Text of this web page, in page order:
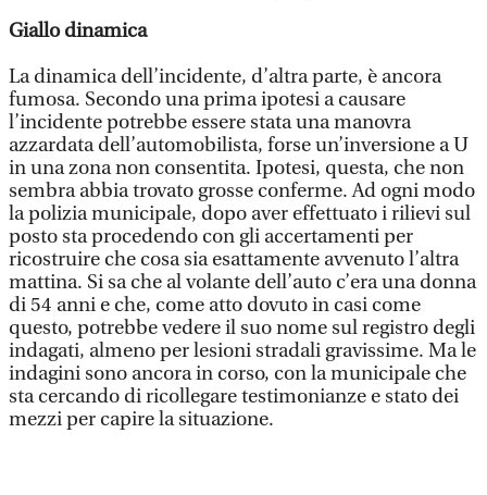
Giallo dinamica
La dinamica dell’incidente, d’altra parte, è ancora
fumosa. Secondo una prima ipotesi a causare
l’incidente potrebbe essere stata una manovra
azzardata dell’automobilista, forse un’inversione a U
in una zona non consentita. Ipotesi, questa, che non
sembra abbia trovato grosse conferme. Ad ogni modo
la polizia municipale, dopo aver effettuato i rilievi sul
posto sta procedendo con gli accertamenti per
ricostruire che cosa sia esattamente avvenuto l’altra
mattina. Si sa che al volante dell’auto c’era una donna
di 54 anni e che, come atto dovuto in casi come
questo, potrebbe vedere il suo nome sul registro degli
indagati, almeno per lesioni stradali gravissime. Ma le
indagini sono ancora in corso, con la municipale che
sta cercando di ricollegare testimonianze e stato dei
mezzi per capire la situazione.